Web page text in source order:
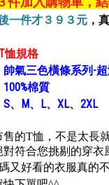
一件才３９３元，
恤規格
帥氣三色橫條系列 -
100%棉質
S、M、L、XL、2XL
售的T恤，不是太長
對符合您挑剔的穿衣
又好看的衣服真的